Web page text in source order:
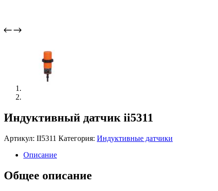
Индуктивный датчик ii5311
Артикул: II5311 Категория: Индуктивные датчики
Описание
Общее описание